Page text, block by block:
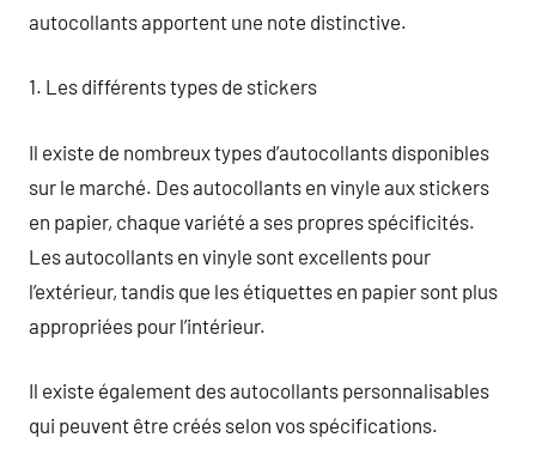
autocollants apportent une note distinctive.
1. Les différents types de stickers
Il existe de nombreux types d’autocollants disponibles
sur le marché. Des autocollants en vinyle aux stickers
en papier, chaque variété a ses propres spécificités.
Les autocollants en vinyle sont excellents pour
l’extérieur, tandis que les étiquettes en papier sont plus
appropriées pour l’intérieur.
Il existe également des autocollants personnalisables
qui peuvent être créés selon vos spécifications.